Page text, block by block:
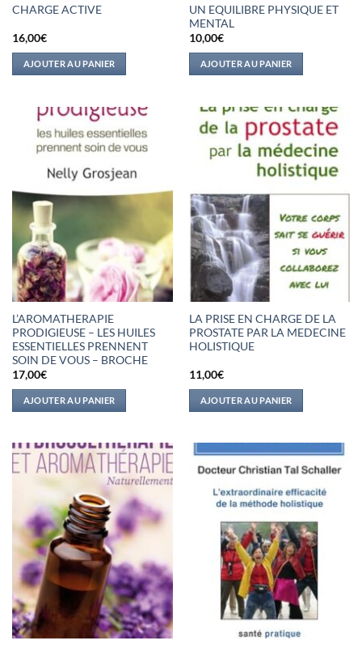
CHARGE ACTIVE
16,00€
AJOUTER AU PANIER
UN EQUILIBRE PHYSIQUE ET
MENTAL
10,00€
AJOUTER AU PANIER
L’AROMATHERAPIE
PRODIGIEUSE – LES HUILES
ESSENTIELLES PRENNENT
SOIN DE VOUS – BROCHE
17,00€
AJOUTER AU PANIER
LA PRISE EN CHARGE DE LA
PROSTATE PAR LA MEDECINE
HOLISTIQUE
11,00€
AJOUTER AU PANIER